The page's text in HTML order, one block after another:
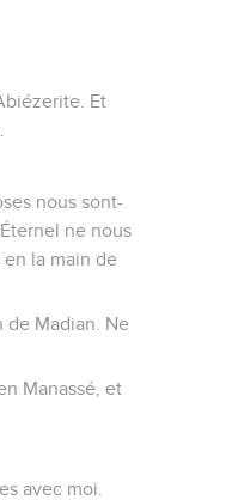
Et
nous sont-
ne nous
en la main de
de Madian. Ne
Manassé, et
avec moi.